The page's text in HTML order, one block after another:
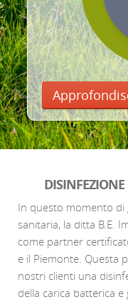
In questo momento di
sanitaria, la ditta B.E.
come partner
e il Piemonte. Questa
nostri clienti una
della carica batterica